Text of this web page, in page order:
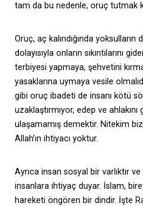
tam da bu nedenle, oruç tutmak
Oruç, aç kalındığında
dolayısıyla onların sıkıntılarını
terbiyesi yapmaya, şehvetini
yasaklarına uymaya vesile
gibi oruç ibadeti de insanı kötü
uzaklaştırmıyor, edep ve
ulaşamamış demektir. Nitekim
Allah’ın ihtiyacı yoktur.
Ayrıca insan sosyal bir varlıktır
insanlara ihtiyaç duyar. İslam,
hareketi öngören bir dindir. İşte